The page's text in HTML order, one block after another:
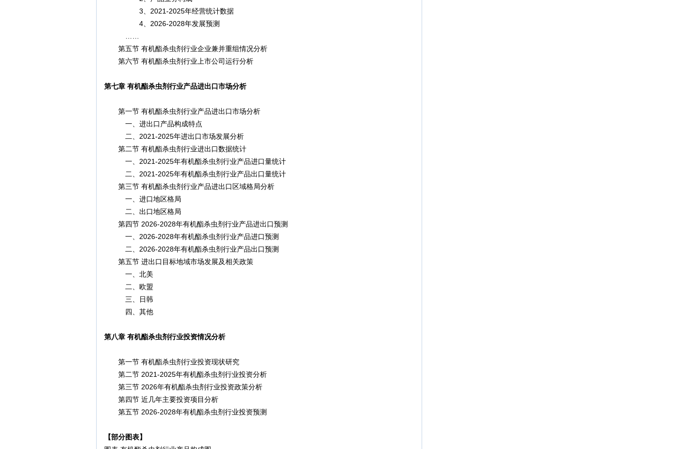
3、2021-2025年经营统计数据
4、2026-2028年发展预测
第五节 有机酯杀虫剂行业企业兼并重组情况分析
第六节 有机酯杀虫剂行业上市公司运行分析
第七章 有机酯杀虫剂行业产品进出口市场分析
第一节 有机酯杀虫剂行业产品进出口市场分析
一、进出口产品构成特点
二、2021-2025年进出口市场发展分析
第二节 有机酯杀虫剂行业进出口数据统计
一、2021-2025年有机酯杀虫剂行业产品进口量统计
二、2021-2025年有机酯杀虫剂行业产品出口量统计
第三节 有机酯杀虫剂行业产品进出口区域格局分析
一、进口地区格局
二、出口地区格局
第四节 2026-2028年有机酯杀虫剂行业产品进出口预测
一、2026-2028年有机酯杀虫剂行业产品进口预测
二、2026-2028年有机酯杀虫剂行业产品出口预测
第五节 进出口目标地域市场发展及相关政策
一、北美
二、欧盟
三、日韩
四、其他
第八章 有机酯杀虫剂行业投资情况分析
第一节 有机酯杀虫剂行业投资现状研究
第二节 2021-2025年有机酯杀虫剂行业投资分析
第三节 2026年有机酯杀虫剂行业投资政策分析
第四节 近几年主要投资项目分析
第五节 2026-2028年有机酯杀虫剂行业投资预测
【部分图表】